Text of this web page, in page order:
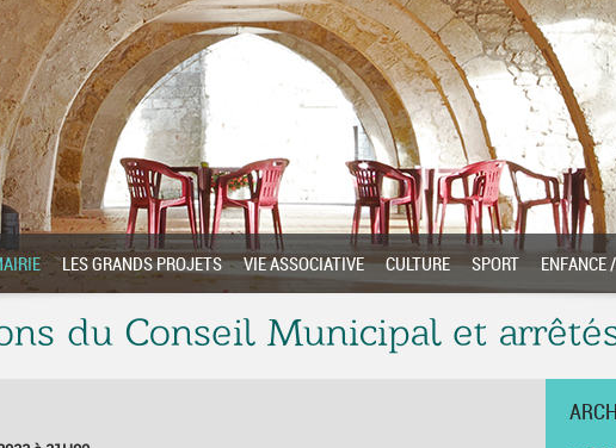
LES GRANDS PROJETS VIE ASSOCIATIVE CULTURE SPORT ENFANCE
du Conseil Municipal et